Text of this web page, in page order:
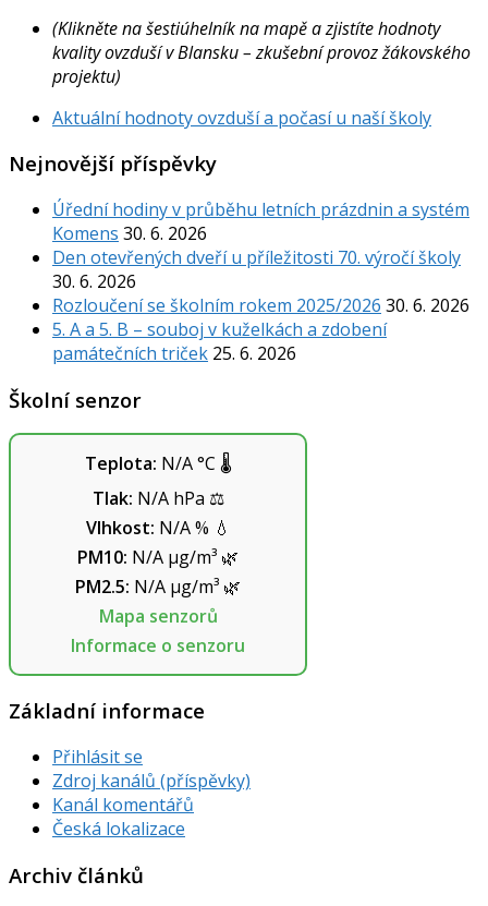
(Klikněte na šestiúhelník na mapě a zjistíte hodnoty
kvality ovzduší v Blansku – zkušební provoz žákovského
projektu)
Aktuální hodnoty ovzduší a počasí u naší školy
Nejnovější příspěvky
Úřední hodiny v průběhu letních prázdnin a systém
Komens 30. 6. 2026
Den otevřených dveří u příležitosti 70. výročí školy
30. 6. 2026
Rozloučení se školním rokem 2025/2026 30. 6. 2026
5. A a 5. B – souboj v kuželkách a zdobení
památečních triček 25. 6. 2026
Školní senzor
Teplota: N/A°C 🌡️
Tlak: N/AhPa ⚖️
Vlhkost: N/A% 💧
PM10: N/A µg/m³ 🌿
PM2.5: N/A µg/m³ 🌿
Mapa senzorů
Informace o senzoru
Základní informace
Přihlásit se
Zdroj kanálů (příspěvky)
Kanál komentářů
Česká lokalizace
Archiv článků